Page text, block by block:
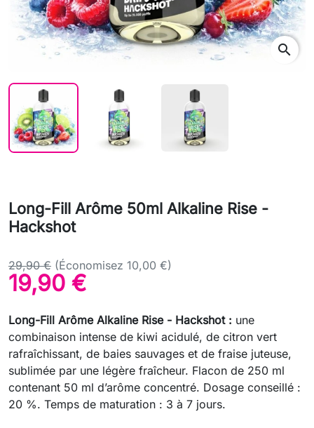
search
Long-Fill Arôme 50ml Alkaline Rise -
Hackshot
29,90 € (Économisez 10,00 €)
19,90 €
Long-Fill Arôme Alkaline Rise - Hackshot : une
combinaison intense de kiwi acidulé, de citron vert
rafraîchissant, de baies sauvages et de fraise juteuse,
sublimée par une légère fraîcheur. Flacon de 250 ml
contenant 50 ml d’arôme concentré. Dosage conseillé :
20 %. Temps de maturation : 3 à 7 jours.